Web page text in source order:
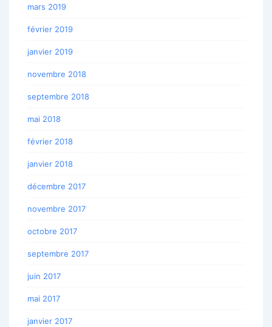
mars 2019
février 2019
janvier 2019
novembre 2018
septembre 2018
mai 2018
février 2018
janvier 2018
décembre 2017
novembre 2017
octobre 2017
septembre 2017
juin 2017
mai 2017
janvier 2017